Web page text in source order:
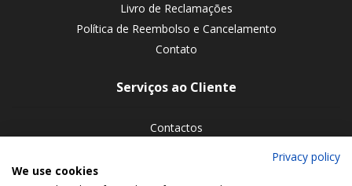
Livro de Reclamações
Política de Reembolso e Cancelamento
Contato
Serviços ao Cliente
Contactos
Privacy policy
We use cookies